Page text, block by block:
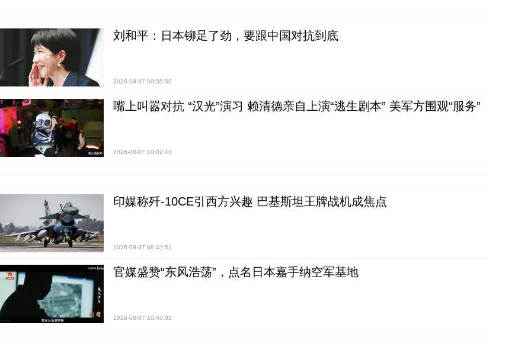
刘和平：日本铆足了劲，要跟中国对抗到底
2026-08-07 09:55:09
嘴上叫嚣对抗 “汉光”演习 赖清德亲自上演“逃生剧本” 美军方围观“服务”
2026-08-07 10:02:48
印媒称歼-10CE引西方兴趣 巴基斯坦王牌战机成焦点
2026-08-07 08:43:51
官媒盛赞“东风浩荡”，点名日本嘉手纳空军基地
2026-08-07 10:40:02